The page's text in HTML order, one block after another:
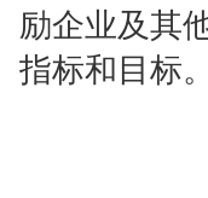
励企业及其
指标和目标。